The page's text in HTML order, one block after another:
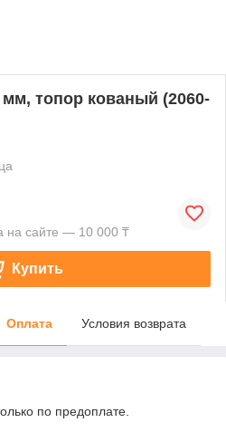
мм, топор кованый (2060-
на сайте — 10 000 ₸
Купить
Оплата Условия возврата
по предоплате.